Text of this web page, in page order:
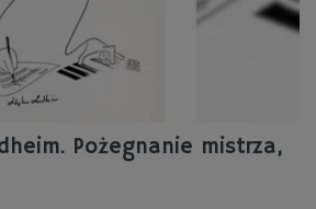
Pożegnanie mistrza,